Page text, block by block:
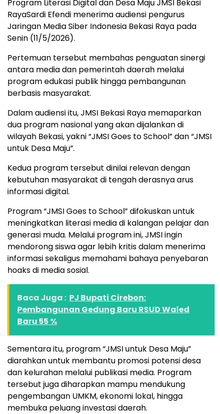
Program Literasi Digital dan Desa Maju JMSI Bekasi
RayaSardi Efendi menerima audiensi pengurus
Jaringan Media Siber Indonesia Bekasi Raya pada
Senin (11/5/2026).
Pertemuan tersebut membahas penguatan sinergi
antara media dan pemerintah daerah melalui
program edukasi publik hingga pembangunan
berbasis masyarakat.
Dalam audiensi itu, JMSI Bekasi Raya memaparkan
dua program nasional yang akan dijalankan di
wilayah Bekasi, yakni “JMSI Goes to School” dan “JMSI
untuk Desa Maju”.
Kedua program tersebut dinilai relevan dengan
kebutuhan masyarakat di tengah derasnya arus
informasi digital.
Program “JMSI Goes to School” difokuskan untuk
meningkatkan literasi media di kalangan pelajar dan
generasi muda. Melalui program ini, JMSI ingin
mendorong siswa agar lebih kritis dalam menerima
informasi sekaligus memahami bahaya penyebaran
hoaks di media sosial.
Baca Juga : PJ Bupati Cirebon:
Pembangunan Gedung Baru RSUD Waled
Baru 55 %
Sementara itu, program “JMSI untuk Desa Maju”
diarahkan untuk membantu promosi potensi desa
dan kelurahan melalui publikasi media. Program
tersebut juga diharapkan mampu mendukung
pengembangan UMKM, ekonomi lokal, hingga
membuka peluang investasi daerah.